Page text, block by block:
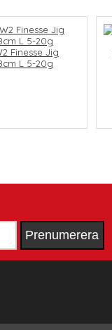
Finesse Jig
L 5-20g